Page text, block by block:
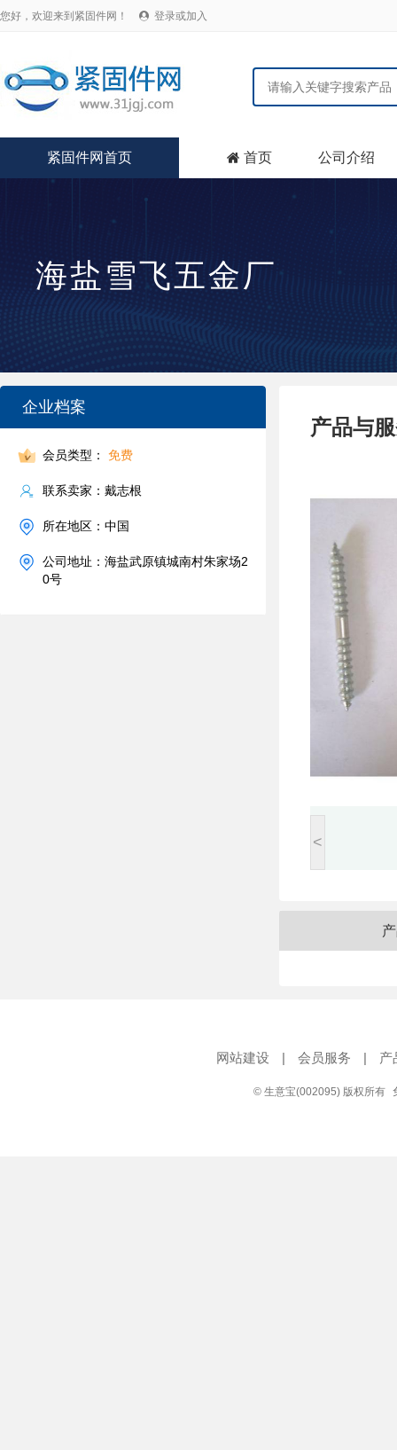
您好，欢迎来到紧固件网！  登录或加入
紧固件网首页  首页 公司介绍
海盐雪飞五金厂
企业档案
会员类型： 免费
联系卖家：戴志根
所在地区：中国
公司地址：海盐武原镇城南村朱家场2
0号
产品与
<
网站建设 | 会员服务 | 产
© 生意宝(002095) 版权所有